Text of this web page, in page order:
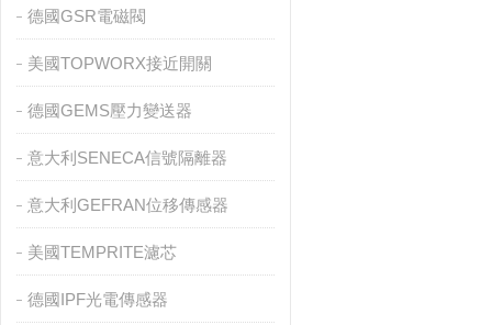
德國GSR電磁閥
美國TOPWORX接近開關
德國GEMS壓力變送器
意大利SENECA信號隔離器
意大利GEFRAN位移傳感器
美國TEMPRITE濾芯
德國IPF光電傳感器